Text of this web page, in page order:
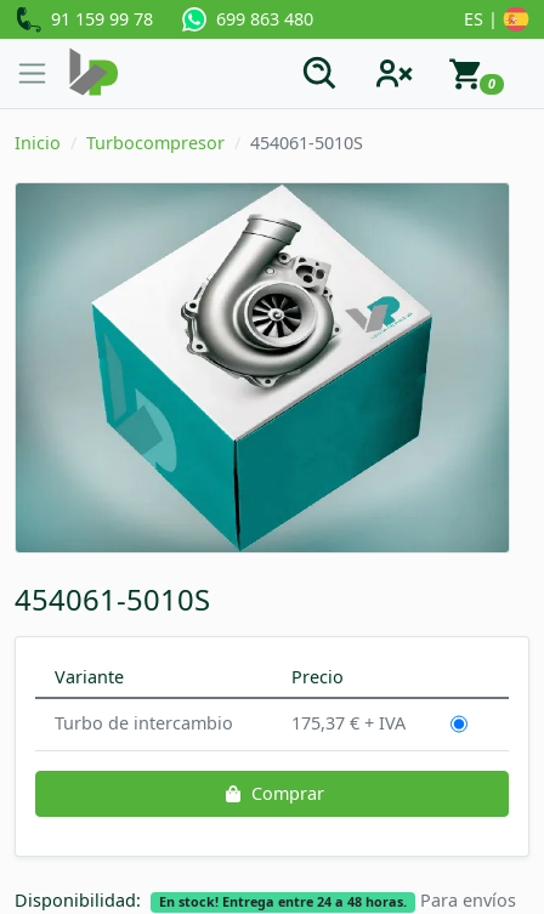
91 159 99 78 699 863 480 ES |
0
Inicio Turbocompresor 454061-5010S
454061-5010S
Variante
Precio
Turbo de intercambio
175,37 € + IVA
Comprar
Disponibilidad: En stock! Entrega entre 24 a 48 horas.
Para envíos